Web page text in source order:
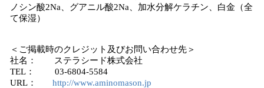
ノシン酸2Na、グアニル酸2Na、加水分解ケラチン、白金（全
て保湿）
＜ご掲載時のクレジット及びお問い合わせ先＞
社名： ステラシード株式会社
TEL： 03-6804-5584
URL： http://www.aminomason.jp